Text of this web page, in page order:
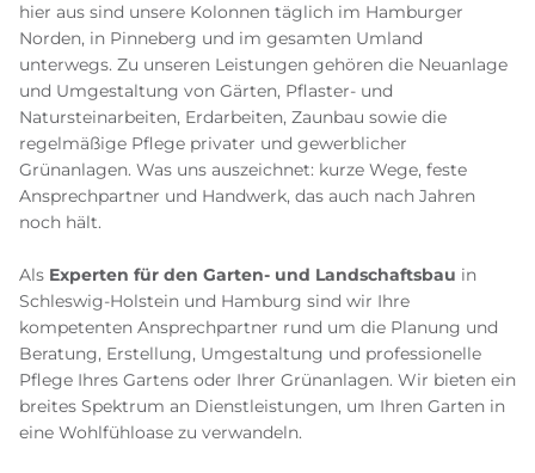
hier aus sind unsere Kolonnen täglich im Hamburger
Norden, in Pinneberg und im gesamten Umland
unterwegs. Zu unseren Leistungen gehören die Neuanlage
und Umgestaltung von Gärten, Pflaster- und
Natursteinarbeiten, Erdarbeiten, Zaunbau sowie die
regelmäßige Pflege privater und gewerblicher
Grünanlagen. Was uns auszeichnet: kurze Wege, feste
Ansprechpartner und Handwerk, das auch nach Jahren
noch hält.
Als Experten für den Garten- und Landschaftsbau in
Schleswig-Holstein und Hamburg sind wir Ihre
kompetenten Ansprechpartner rund um die Planung und
Beratung, Erstellung, Umgestaltung und professionelle
Pflege Ihres Gartens oder Ihrer Grünanlagen. Wir bieten ein
breites Spektrum an Dienstleistungen, um Ihren Garten in
eine Wohlfühloase zu verwandeln.